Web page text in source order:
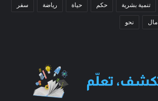
تنمية بشرية حكم حياة رياضة سفر
مال نحو